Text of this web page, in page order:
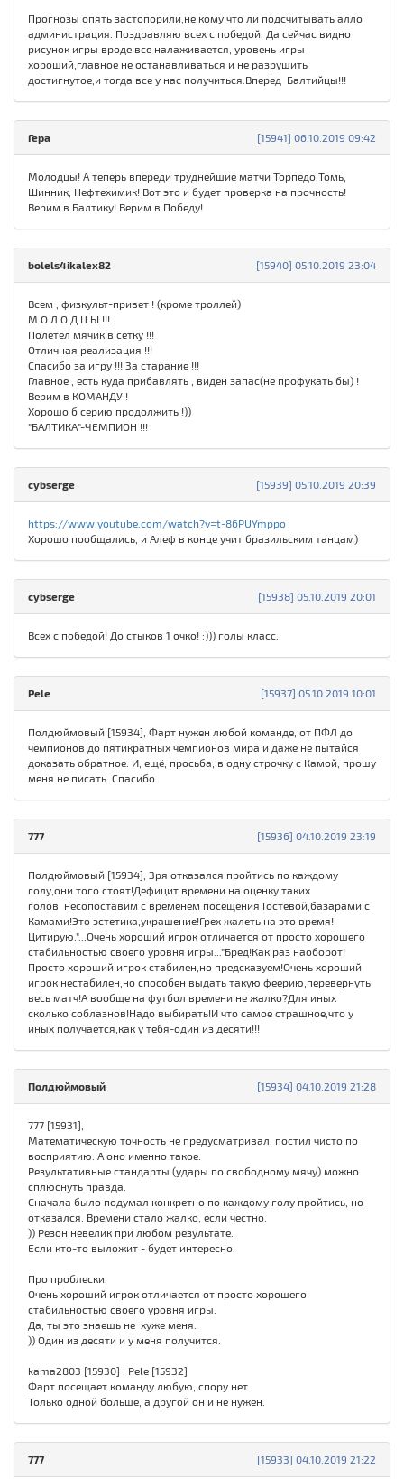
Прогнозы опять застопорили,не кому что ли подсчитывать алло
администрация. Поздравляю всех с победой. Да сейчас видно
рисунок игры вроде все налаживается, уровень игры
хороший,главное не останавливаться и не разрушить
достигнутое,и тогда все у нас получиться.Вперед Балтийцы!!!
[15941] 06.10.2019 09:42
Гера
Молодцы! А теперь впереди труднейшие матчи Торпедо,Томь,
Шинник, Нефтехимик! Вот это и будет проверка на прочность!
Верим в Балтику! Верим в Победу!
[15940] 05.10.2019 23:04
bolels4ikalex82
Всем , физкульт-привет ! (кроме троллей)
М О Л О Д Ц Ы !!!
Полетел мячик в сетку !!!
Отличная реализация !!!
Спасибо за игру !!! За старание !!!
Главное , есть куда прибавлять , виден запас(не профукать бы) !
Верим в КОМАНДУ !
Хорошо б серию продолжить !))
"БАЛТИКА"-ЧЕМПИОН !!!
[15939] 05.10.2019 20:39
cybserge
https://www.youtube.com/watch?v=t-86PUYmppo
Хорошо пообщались, и Алеф в конце учит бразильским танцам)
[15938] 05.10.2019 20:01
cybserge
Всех с победой! До стыков 1 очко! :))) голы класс.
[15937] 05.10.2019 10:01
Pele
Полдюймовый [15934], Фарт нужен любой команде, от ПФЛ до
чемпионов до пятикратных чемпионов мира и даже не пытайся
доказать обратное. И, ещё, просьба, в одну строчку с Камой, прошу
меня не писать. Спасибо.
[15936] 04.10.2019 23:19
777
Полдюймовый [15934], Зря отказался пройтись по каждому
голу,они того стоят!Дефицит времени на оценку таких
голов несопоставим с временем посещения Гостевой,базарами с
Камами!Это эстетика,украшение!Грех жалеть на это время!
Цитирую."...Очень хороший игрок отличается от просто хорошего
стабильностью своего уровня игры..."Бред!Как раз наоборот!
Просто хороший игрок стабилен,но предсказуем!Очень хороший
игрок нестабилен,но способен выдать такую феерию,перевернуть
весь матч!А вообще на футбол времени не жалко?Для иных
сколько соблазнов!Надо выбирать!И что самое страшное,что у
иных получается,как у тебя-один из десяти!!!
[15934] 04.10.2019 21:28
Полдюймовый
777 [15931],
Математическую точность не предусматривал, постил чисто по
восприятию. А оно именно такое.
Результативные стандарты (удары по свободному мячу) можно
сплюснуть правда.
Сначала было подумал конкретно по каждому голу пройтись, но
отказался. Времени стало жалко, если честно.
)) Резон невелик при любом результате.
Если кто-то выложит - будет интересно.
Про проблески.
Очень хороший игрок отличается от просто хорошего
стабильностью своего уровня игры.
Да, ты это знаешь не хуже меня.
)) Один из десяти и у меня получится.
kama2803 [15930] , Pele [15932]
Фарт посещает команду любую, спору нет.
Только одной больше, а другой он и не нужен.
[15933] 04.10.2019 21:22
777